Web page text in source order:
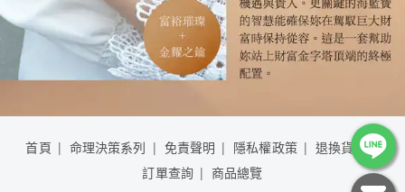
首頁 命理決策系列 免責聲明 隱私權政策
退換貨說明
訂單查詢
商品總覽